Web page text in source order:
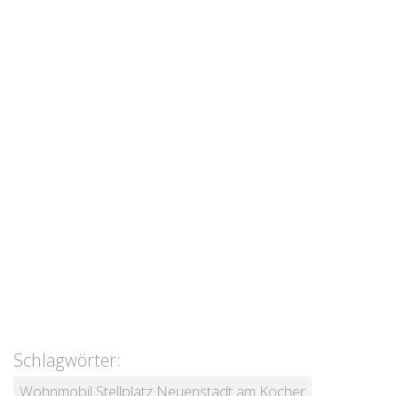
Schlagwörter:
Wohnmobil Stellplatz Neuenstadt am Kocher